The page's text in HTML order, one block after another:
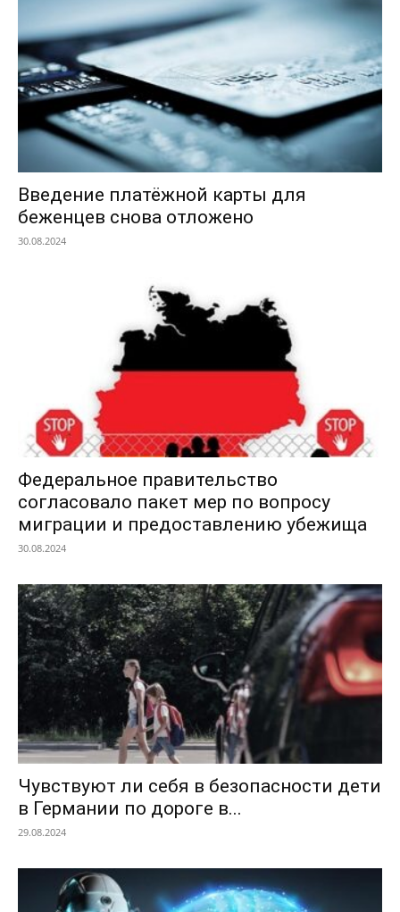
Введение платёжной карты для
беженцев снова отложено
30.08.2024
Федеральное правительство
согласовало пакет мер по вопросу
миграции и предоставлению убежища
30.08.2024
Чувствуют ли себя в безопасности дети
в Германии по дороге в...
29.08.2024